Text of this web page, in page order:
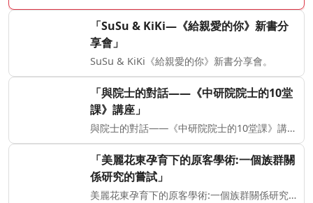
「SuSu & KiKi—《給親愛的你》新書分
享會」
SuSu & KiKi《給親愛的你》新書分享會。
「與院士的對話—―《中研院院士的10堂
課》講座」
與院士的對話—―《中研院院士的10堂課》講座。
「美麗花東孕育下的原客學術:一個族群關
係研究的嘗試」
美麗花東孕育下的原客學術:一個族群關係研究的嘗